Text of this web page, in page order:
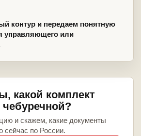
контур и передаем понятную
управляющего или
какой комплект
и скажем, какие документы
сейчас по России.